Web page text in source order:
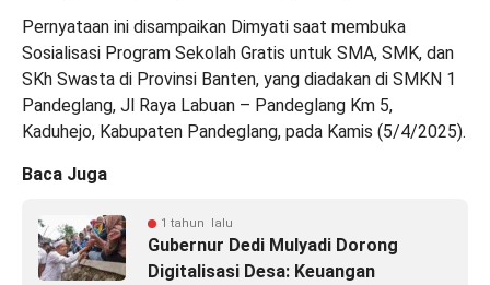
Pernyataan ini disampaikan Dimyati saat membuka
Sosialisasi Program Sekolah Gratis untuk SMA, SMK, dan
SKh Swasta di Provinsi Banten, yang diadakan di SMKN 1
Pandeglang, Jl Raya Labuan – Pandeglang Km 5,
Kaduhejo, Kabupaten Pandeglang, pada Kamis (5/4/2025).
Baca Juga
1 tahun lalu
Gubernur Dedi Mulyadi Dorong
Digitalisasi Desa: Keuangan